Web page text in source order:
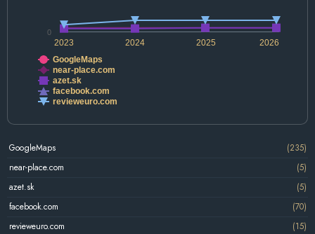
2024 2026
2023 2025
0
GoogleMaps
near-place.com
azet.sk
facebook.com
revieweuro.com
GoogleMaps
(235)
near-place.com
(5)
azet.sk
(5)
facebook.com
(70)
revieweuro.com
(15)